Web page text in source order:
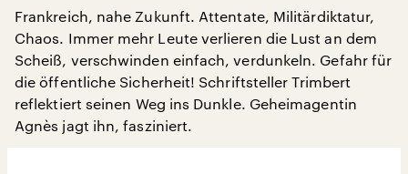
Frankreich, nahe Zukunft. Attentate, Militärdiktatur,
Chaos. Immer mehr Leute verlieren die Lust an dem
Scheiß, verschwinden einfach, verdunkeln. Gefahr für
die öffentliche Sicherheit! Schriftsteller Trimbert
reflektiert seinen Weg ins Dunkle. Geheimagentin
Agnès jagt ihn, fasziniert.